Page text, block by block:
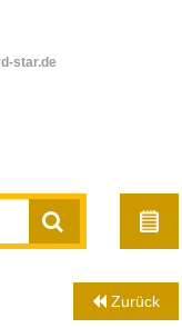
star.de
Zurück